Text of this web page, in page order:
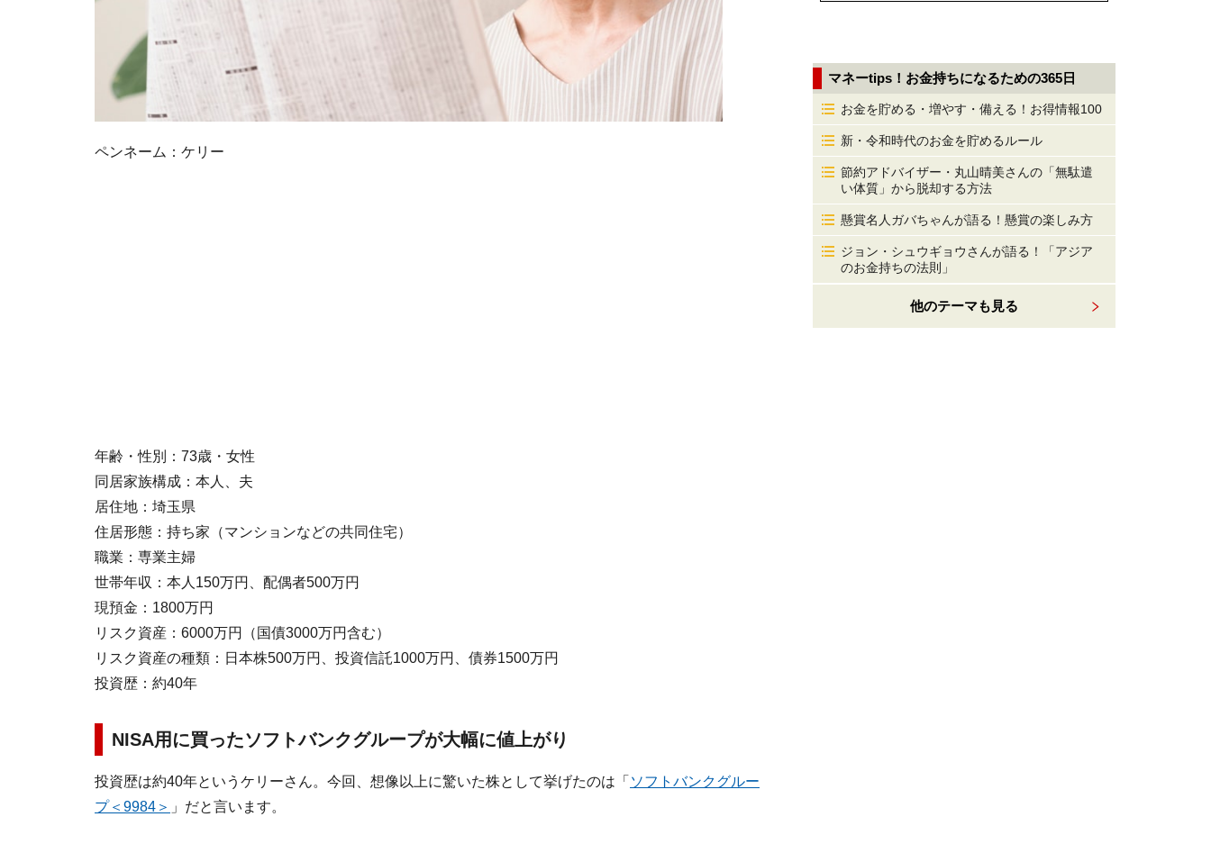
ペンネーム：ケリー
年齢・性別：73歳・女性
同居家族構成：本人、夫
居住地：埼玉県
住居形態：持ち家（マンションなどの共同住宅）
職業：専業主婦
世帯年収：本人150万円、配偶者500万円
現預金：1800万円
リスク資産：6000万円（国債3000万円含む）
リスク資産の種類：日本株500万円、投資信託1000万円、債券1500万円
投資歴：約40年
NISA用に買ったソフトバンクグループが大幅に値上がり
投資歴は約40年というケリーさん。今回、想像以上に驚いた株として挙げたのは「 ソフトバンクグルー
プ＜9984＞ 」だと言います。
マネーtips！お金持ちになるための365日
お金を貯める・増やす・備える！お得情報100
新・令和時代のお金を貯めるルール
節約アドバイザー・丸山晴美さんの「無駄遣
い体質」から脱却する方法
懸賞名人ガバちゃんが語る！懸賞の楽しみ方
ジョン・シュウギョウさんが語る！「アジア
のお金持ちの法則」
他のテーマも見る